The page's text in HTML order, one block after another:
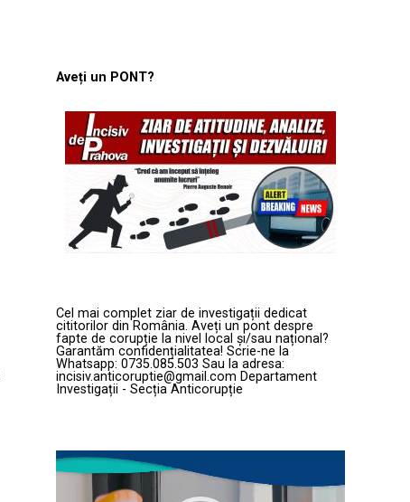
Aveți un PONT?
Cel mai complet ziar de investigații dedicat
cititorilor din România. Aveți un pont despre
fapte de corupție la nivel local și/sau național?
Garantăm confidențialitatea! Scrie-ne la
Whatsapp: 0735.085.503 Sau la adresa:
incisiv.anticoruptie@gmail.com Departament
Investigații - Secția Anticorupție
Player
video